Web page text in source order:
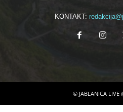
KONTAKT:
© JABLANICA LIVE